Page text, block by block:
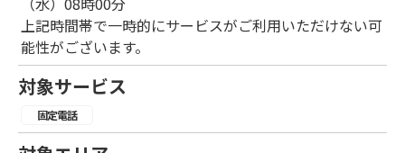
上記時間帯で一時的にサービスがご利用いただけない可
能性がございます。
対象サービス
固定電話